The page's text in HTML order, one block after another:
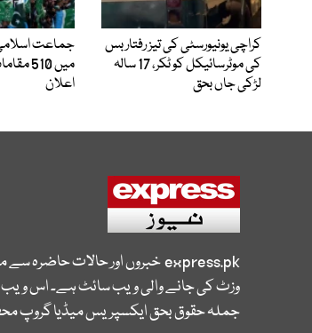
کراچی یونیورسٹی کی تیز رفتار بس
کی موٹرسائیکل کو ٹکر، 17 سالہ
لڑکی جاں بحق
جماعت
میں
اعلان
express.pkخبروں اور حالات حاضرہ
وزٹ کی جانے والی ویب سائٹ ہے۔ اس ویب
جملہ حقوق بحق ایکسپریس میڈیا گروپ